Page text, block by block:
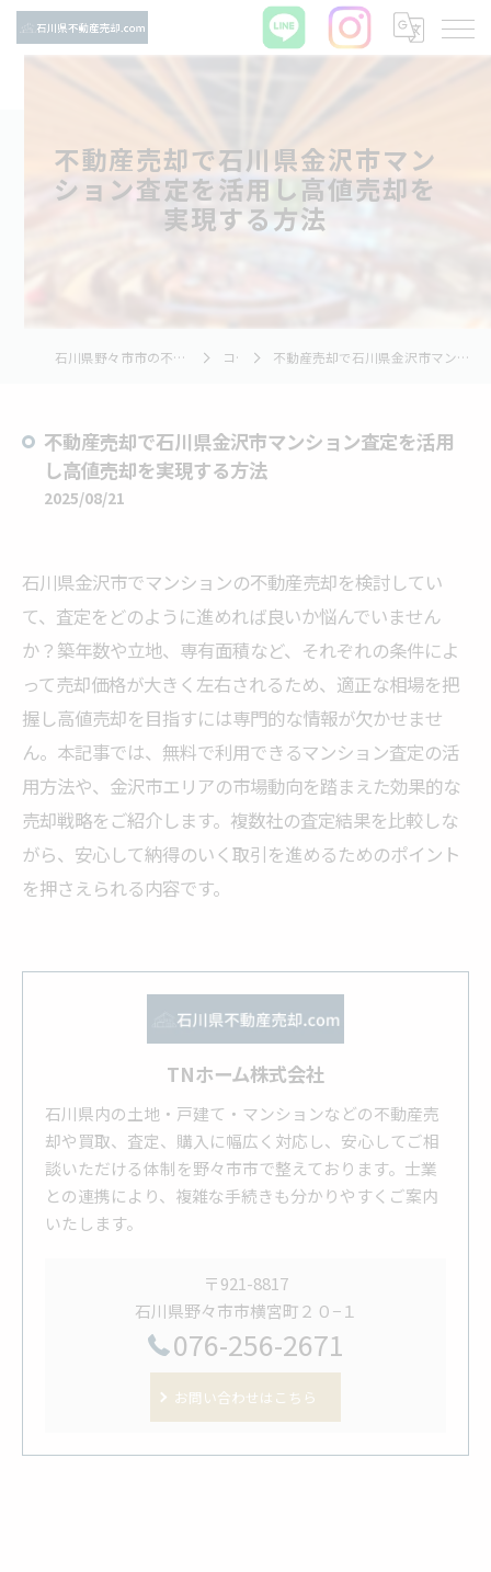
不動産売却で石川県金沢市マン
ション査定を活用し高値売却を
実現する方法
石川県野々市市の不動産売却ならTNホーム株式会社 コラム 不動産売却で石川県金沢市マンション査定を活用し高値売却を実現する方法
不動産売却で石川県金沢市マンション査定を活用
し高値売却を実現する方法
2025/08/21
石川県金沢市でマンションの不動産売却を検討してい
て、査定をどのように進めれば良いか悩んでいません
か？築年数や立地、専有面積など、それぞれの条件によ
って売却価格が大きく左右されるため、適正な相場を把
握し高値売却を目指すには専門的な情報が欠かせませ
ん。本記事では、無料で利用できるマンション査定の活
用方法や、金沢市エリアの市場動向を踏まえた効果的な
売却戦略をご紹介します。複数社の査定結果を比較しな
がら、安心して納得のいく取引を進めるためのポイント
を押さえられる内容です。
TNホーム株式会社
石川県内の土地・戸建て・マンションなどの不動産売
却や買取、査定、購入に幅広く対応し、安心してご相
談いただける体制を野々市市で整えております。士業
との連携により、複雑な手続きも分かりやすくご案内
いたします。
〒921-8817
石川県野々市市横宮町２０−１
076-256-2671
お問い合わせはこちら